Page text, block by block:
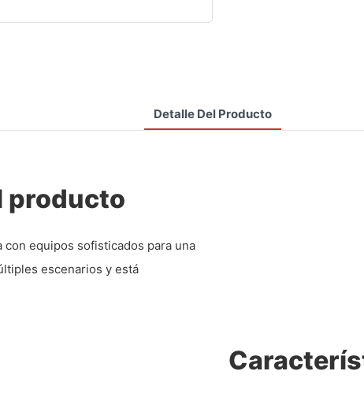
Detalle Del Producto
producto
con equipos sofisticados para una
escenarios y está